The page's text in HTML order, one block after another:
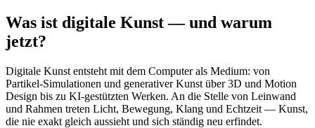
Was ist digitale Kunst — und warum
jetzt?
Digitale Kunst entsteht mit dem Computer als Medium: von
Partikel-Simulationen und generativer Kunst über 3D und Motion
Design bis zu KI-gestützten Werken. An die Stelle von Leinwand
und Rahmen treten Licht, Bewegung, Klang und Echtzeit — Kunst,
die nie exakt gleich aussieht und sich ständig neu erfindet.